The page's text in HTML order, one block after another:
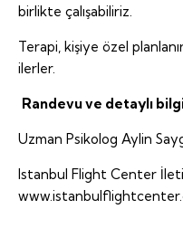
birlikte çalışabiliriz.
Terapi, kişiye özel
ilerler.
Randevu ve detaylı
Uzman Psikolog Aylin
Istanbul Flight Center